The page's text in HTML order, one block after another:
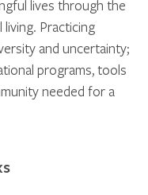
lives through the
Practicing
and uncertainty;
programs, tools
needed for a